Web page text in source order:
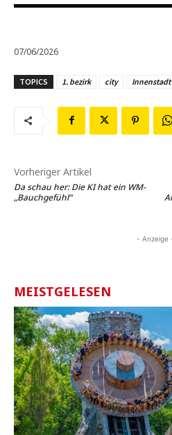
07/06/2026
TOPICS 1. bezirk city Innenstadt
Vorheriger Artikel
Da schau her: Die KI hat ein WM-
„Bauchgefühl“
- Anzeige
MEISTGELESEN